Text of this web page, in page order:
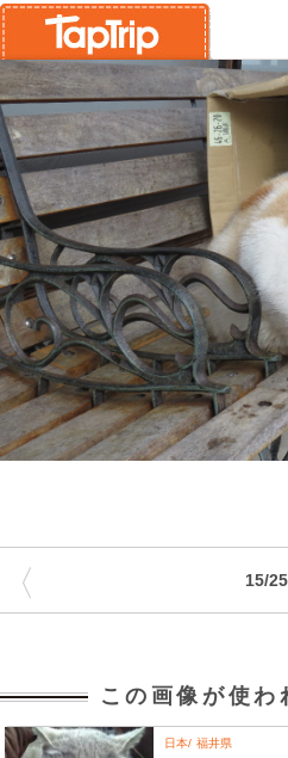
15/25
〈
この画像が使わ
日本 福井県